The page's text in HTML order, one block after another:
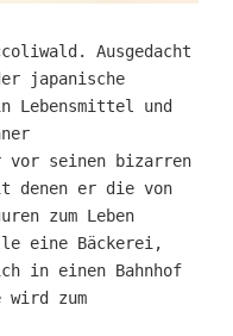
Ausgedacht
japanische
Lebensmittel und
vor seinen bizarren
denen er die von
zum Leben
eine Bäckerei,
in einen Bahnhof
wird zum